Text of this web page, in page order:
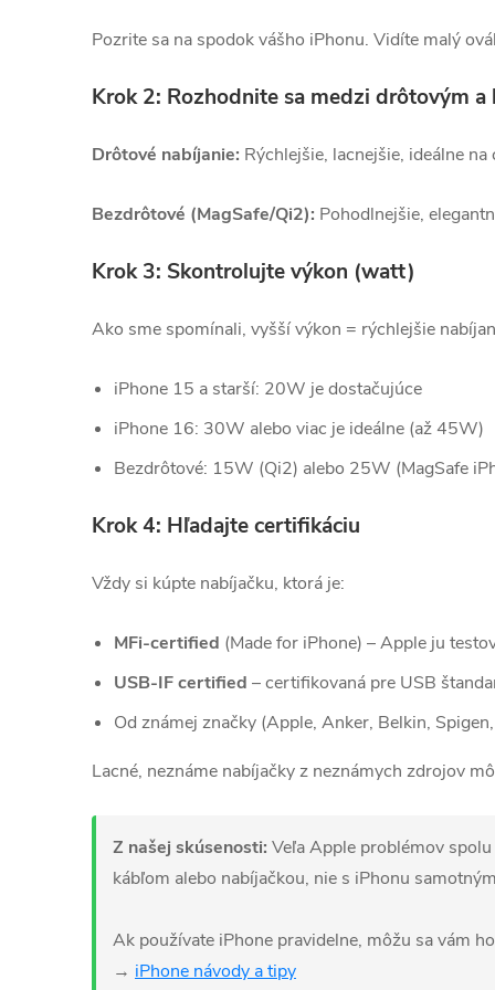
Pozrite sa na spodok vášho iPhonu. Vidíte malý
Krok 2: Rozhodnite sa medzi drôtovým
Drôtové nabíjanie: Rýchlejšie, lacnejšie, ideálne
Bezdrôtové (MagSafe/Qi2): Pohodlnejšie,
Krok 3: Skontrolujte výkon (watt)
Ako sme spomínali, vyšší výkon = rýchlejšie
iPhone 15 a starší: 20W je dostačujúce
iPhone 16: 30W alebo viac je ideálne (až 45W)
Bezdrôtové: 15W (Qi2) alebo 25W (MagSafe
Krok 4: Hľadajte certifikáciu
Vždy si kúpte nabíjačku, ktorá je:
MFi-certified (Made for iPhone) – Apple ju
USB-IF certified – certifikovaná pre USB
Od známej značky (Apple, Anker, Belkin,
Lacné, neznáme nabíjačky z neznámych zdrojov
Z našej skúsenosti: Veľa Apple problémov
kábľom alebo nabíjačkou, nie s iPhonu
Ak používate iPhone pravidelne, môžu sa vám
→ iPhone návody a tipy